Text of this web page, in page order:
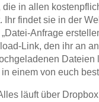
die in allen
Ihr findet sie in der
Anfrage
Link, den ihr an
Dateien
einem von euch
läuft über